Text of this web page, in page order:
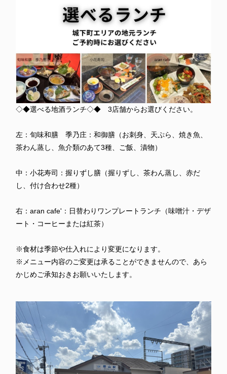
◇◆選べる地酒ランチ◇◆ 3店舗からお選びください。
左：旬味和膳 季乃庄：和御膳（お刺身、天ぷら、焼き魚、
茶わん蒸し、魚介類のあて3種、ご飯、漬物）
中：小花寿司：握りずし膳（握りずし、茶わん蒸し、赤だ
し、付け合わせ2種）
右：aran cafe'：日替わりワンプレートランチ（味噌汁・デザ
ート・コーヒーまたは紅茶）
※食材は季節や仕入れにより変更になります。
※メニュー内容のご変更は承ることができませんので、あら
かじめご承知おきお願いいたします。